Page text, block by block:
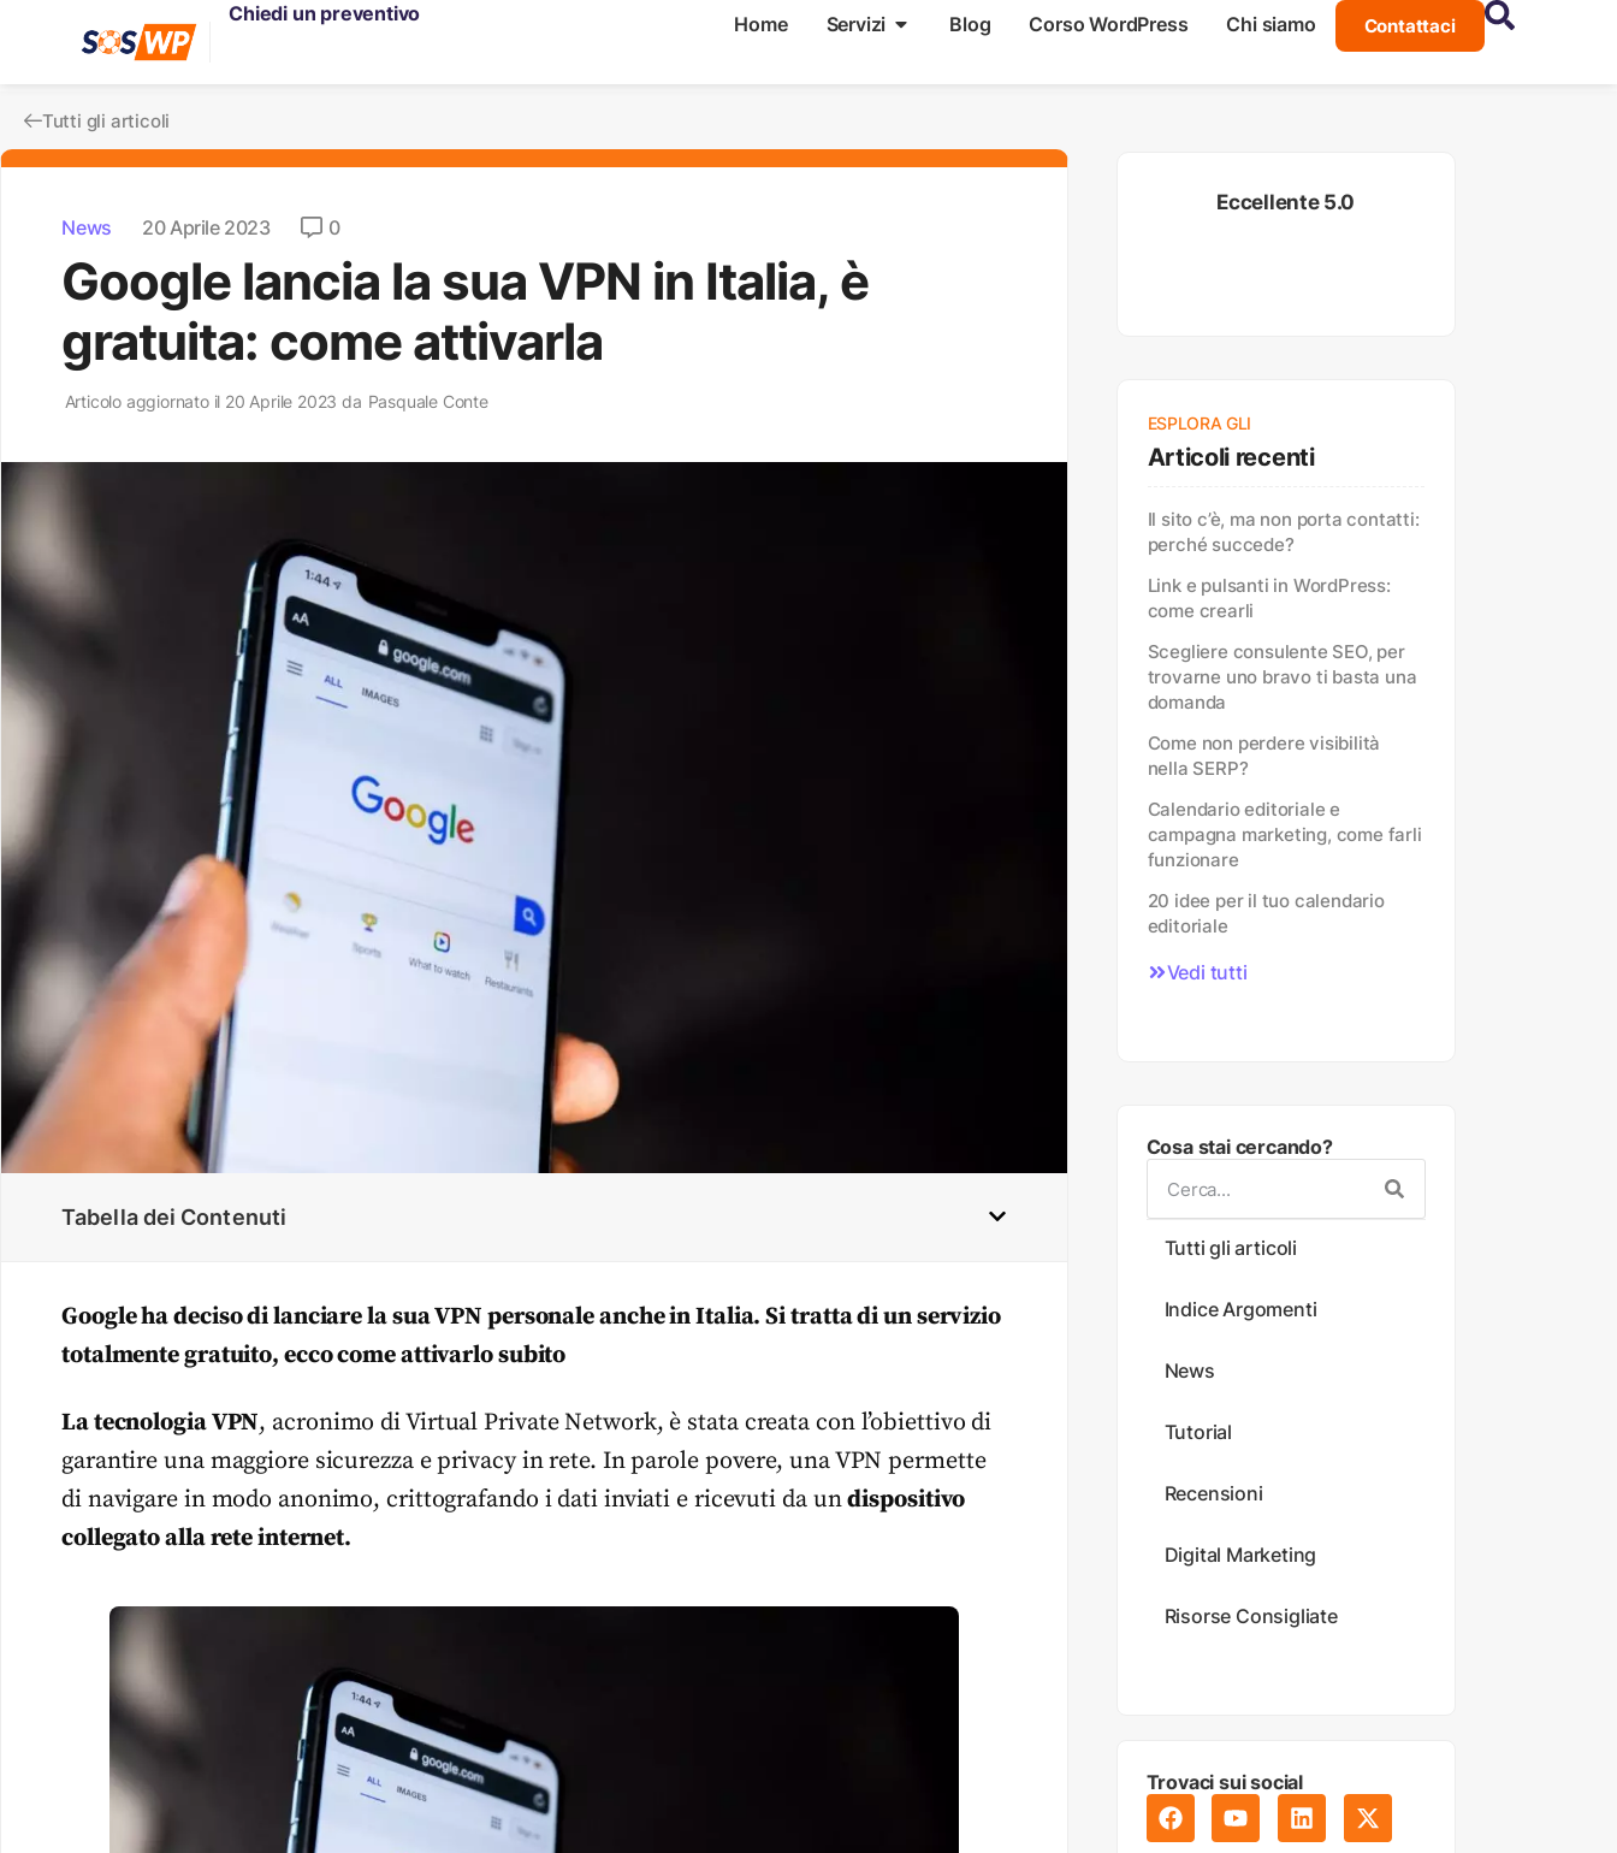
Home Servizi Blog Corso WordPress Chi siamo Contattaci
Chiedi un preventivo
Tutti gli articoli
News 20 Aprile 2023 0
Google lancia la sua VPN in Italia, è
gratuita: come attivarla
Articolo aggiornato il 20 Aprile 2023 da Pasquale Conte
Tabella dei Contenuti
Google ha deciso di lanciare la sua VPN personale anche in Italia. Si tratta di un servizio
totalmente gratuito, ecco come attivarlo subito
La tecnologia VPN, acronimo di Virtual Private Network, è stata creata con l’obiettivo di
garantire una maggiore sicurezza e privacy in rete. In parole povere, una VPN permette
di navigare in modo anonimo, crittografando i dati inviati e ricevuti da undispositivo
collegato alla rete internet.
Eccellente 5.0
ESPLORA GLI
Articoli recenti
Il sito c’è, ma non porta contatti:
perché succede?
Link e pulsanti in WordPress:
come crearli
Scegliere consulente SEO, per
trovarne uno bravo ti basta una
domanda
Come non perdere visibilità
nella SERP?
Calendario editoriale e
campagna marketing, come farli
funzionare
20 idee per il tuo calendario
editoriale
Vedi tutti
Cosa stai cercando?
Tutti gli articoli
Indice Argomenti
News
Tutorial
Recensioni
Digital Marketing
Risorse Consigliate
Trovaci sui social